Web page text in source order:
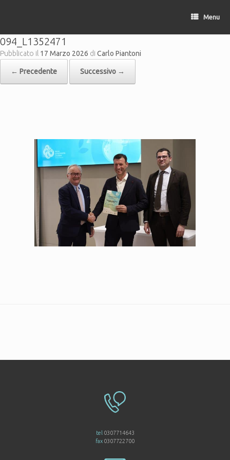
Menu
094_L1352471
Pubblicato il 17 Marzo 2026 di Carlo Piantoni
← Precedente Successivo →
tel 0307714643
fax 0307722700